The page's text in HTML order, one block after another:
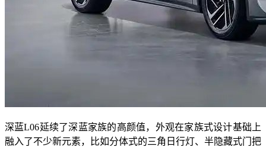
深蓝L06延续了深蓝家族的高颜值，外观在家族式设计基础上
融入了不少新元素，比如分体式的三角日行灯、半隐藏式门把